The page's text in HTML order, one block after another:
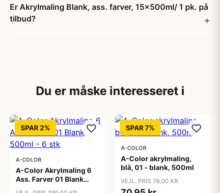
Er Akrylmaling Blank, ass. farver, 15x500ml/ 1 pk. på
tilbud?
Du er måske interesseret i
SPAR 2%
A-COLOR
A-Color Akrylmaling 6
Ass. Farver 01 Blank
SPAR 7%
A-COLOR
A-Color akrylmaling,
blå, 01 - blank, 500ml
VEJL. PRIS 76,00 KR